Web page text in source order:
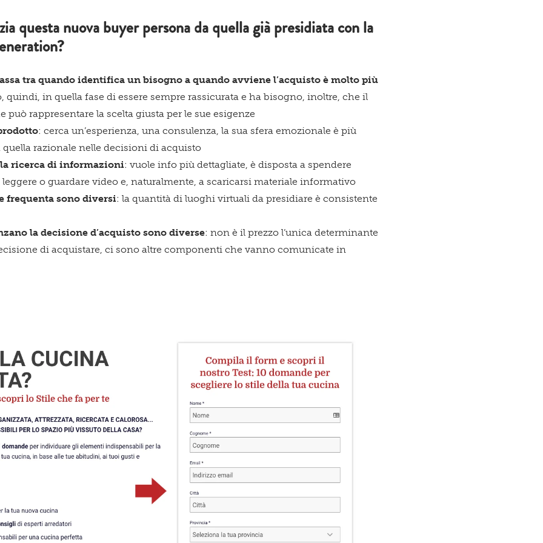
questa nuova buyer persona da quella già presidiata con la
tra quando identifica un bisogno a quando avviene l’acquisto è molto più
quindi, in quella fase di essere sempre rassicurata e ha bisogno, inoltre, che il
può rappresentare la scelta giusta per le sue esigenze
: cerca un’esperienza, una consulenza, la sua sfera emozionale è più
quella razionale nelle decisioni di acquisto
ricerca di informazioni: vuole info più dettagliate, è disposta a spendere
o guardare video e, naturalmente, a scaricarsi materiale informativo
frequenta sono diversi: la quantità di luoghi virtuali da presidiare è consistente
la decisione d’acquisto sono diverse: non è il prezzo l’unica determinante
di acquistare, ci sono altre componenti che vanno comunicate in